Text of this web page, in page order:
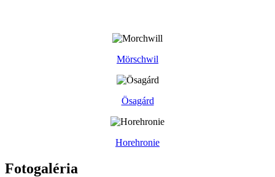
Mörschwil
Ösagárd
Horehronie
Fotogaléria